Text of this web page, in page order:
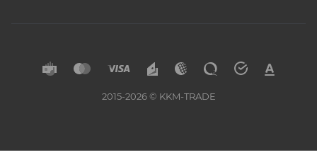
2015-2026 © KKM-TRADE